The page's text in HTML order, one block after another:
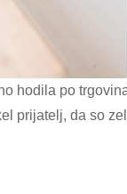
prijatelj, da so